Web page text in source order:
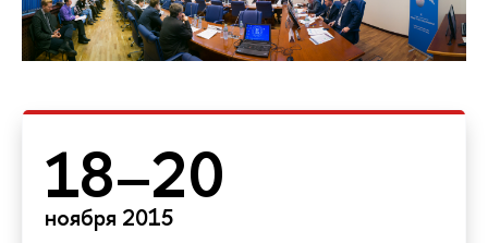
18–20
ноября 2015